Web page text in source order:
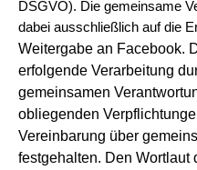
DSGVO). Die gemeinsame
dabei ausschließlich auf die
Weitergabe an Facebook.
erfolgende Verarbeitung
gemeinsamen
obliegenden
Vereinbarung über
festgehalten. Den Wortlaut